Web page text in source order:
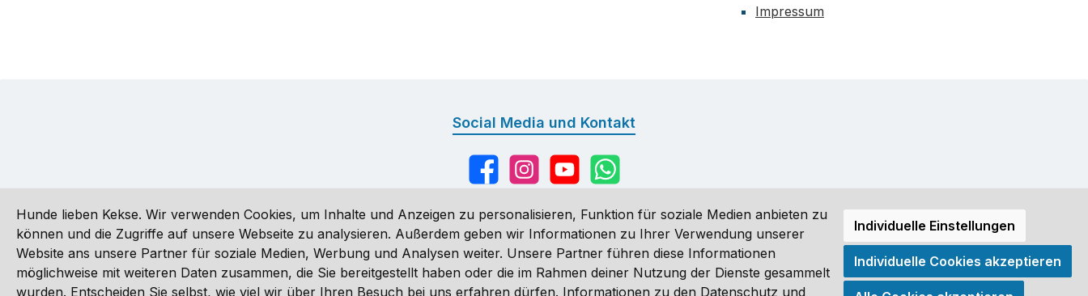
Impressum
Social Media und Kontakt
FacebookInstagramYouTubeWhatsApp
Alle Preise inkl. gesetzl. Mehrwertsteuer zzgl.Versandkosten, wenn nicht anders angegeben. Preise vor dem Login werden in Euro (DE) angezeigt. Streichpreise = UVP-Preise. Abbildungen
ähnlich. Änderungen vorbehalten.
Hunde lieben Kekse. Wir verwenden Cookies, um Inhalte und Anzeigen zu personalisieren, Funktion für soziale Medien anbieten zu
können und die Zugriffe auf unsere Webseite zu analysieren. Außerdem geben wir Informationen zu Ihrer Verwendung unserer
Website ans unsere Partner für soziale Medien, Werbung und Analysen weiter. Unsere Partner führen diese Informationen
möglichweise mit weiteren Daten zusammen, die Sie bereitgestellt haben oder die im Rahmen deiner Nutzung der Dienste gesammelt
wurden. Entscheiden Sie selbst, wie viel wir über Ihren Besuch bei uns erfahren dürfen. Informationen zu den Datenschutz und
Individuelle Einstellungen
Individuelle Cookies akzeptieren